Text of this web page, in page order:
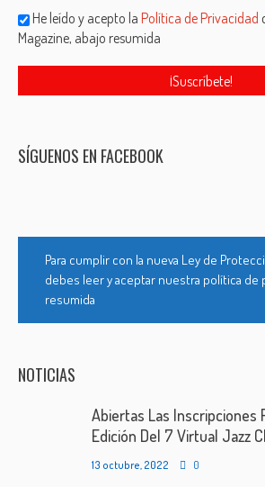
He leído y acepto laPolítica de Privacidad
Magazine, abajo resumida
SÍGUENOS EN FACEBOOK
Para cumplir con la nueva Ley de
debes leer y aceptar nuestra política de
resumida
NOTICIAS
Abiertas Las Inscripciones
Edición Del 7 Virtual Jazz
13 octubre, 2022 0